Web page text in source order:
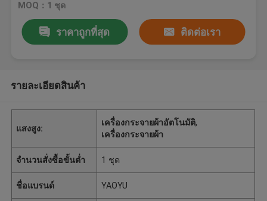
MOQ：1 ชุด
ราคาถูกที่สุด ติดต่อเรา
รายละเอียดสินค้า
แสงสูง:
เครื่องกระจายผ้าอัตโนมัติ,
เครื่องกระจายผ้า
จำนวนสั่งซื้อขั้นต่ำ 1 ชุด
ชื่อแบรนด์ YAOYU